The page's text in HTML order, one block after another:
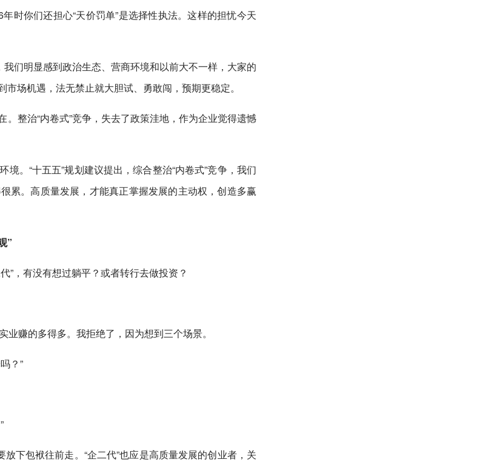
时你们还担心“天价罚单”是选择性执法。这样的担忧今天
们明显感到政治生态、营商环境和以前大不一样，大家的
场机遇，法无禁止就大胆试、勇敢闯，预期更稳定。
整治“内卷式”竞争，失去了政策洼地，作为企业觉得遗憾
。“十五五”规划建议提出，综合整治“内卷式”竞争，我们
累。高质量发展，才能真正掌握发展的主动权，创造多赢
”
”，有没有想过躺平？或者转行去做投资？
赚的多得多。我拒绝了，因为想到三个场景。
？”
下包袱往前走。“企二代”也应是高质量发展的创业者，关